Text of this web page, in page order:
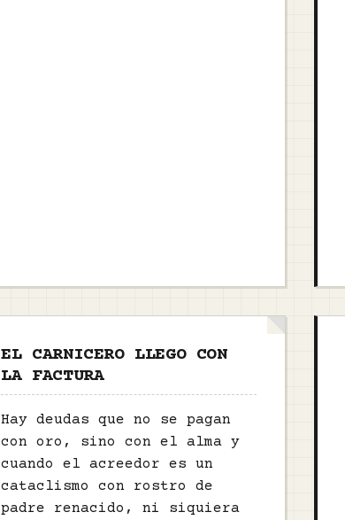
EL CARNICERO LLEGO CON
LA FACTURA
Hay deudas que no se pagan
con oro, sino con el alma y
cuando el acreedor es un
cataclismo con rostro de
padre renacido, ni siquiera